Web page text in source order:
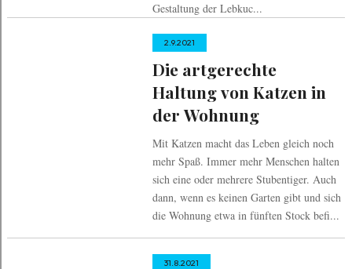
Gestaltung der Lebkuc...
2.9.2021
Die artgerechte
Haltung von Katzen in
der Wohnung
Mit Katzen macht das Leben gleich noch
mehr Spaß. Immer mehr Menschen halten
sich eine oder mehrere Stubentiger. Auch
dann, wenn es keinen Garten gibt und sich
die Wohnung etwa in fünften Stock befi...
31.8.2021